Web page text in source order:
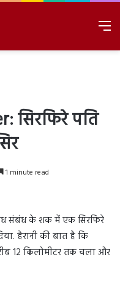
सिरफिरे पति
1 minute read
संबंध के शक में एक सिरफिरे
हैरानी की बात है कि
12 किलोमीटर तक चला और